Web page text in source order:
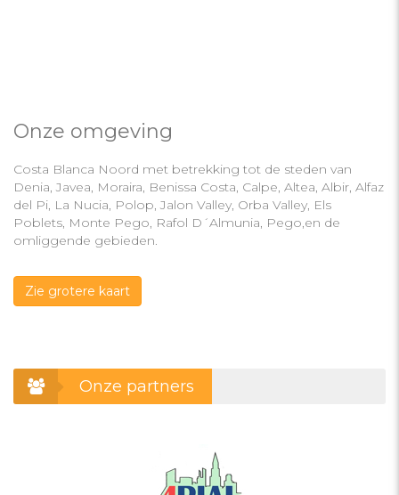
Onze omgeving
Costa Blanca Noord met betrekking tot de steden van
Denia, Javea, Moraira, Benissa Costa, Calpe, Altea, Albir, Alfaz
del Pi, La Nucia, Polop, Jalon Valley, Orba Valley, Els
Poblets, Monte Pego, Rafol D´Almunia, Pego,en de
omliggende gebieden.
Zie grotere kaart
Onze partners